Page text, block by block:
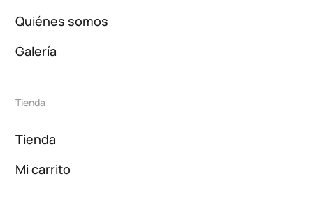
Quiénes somos
Galería
Tienda
Tienda
Mi carrito